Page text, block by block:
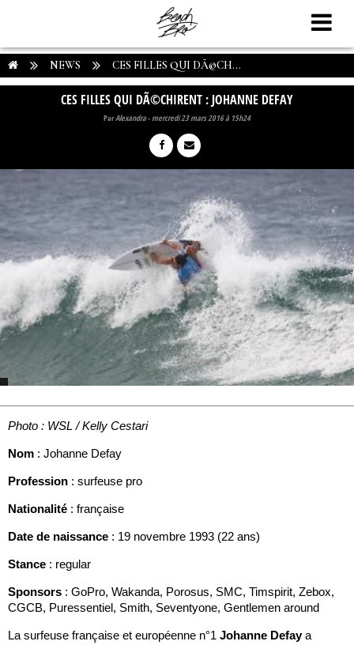
NEWS CES FILLES QUI DÃ©CH...
CES FILLES QUI DÃ©CHIRENT : JOHANNE DEFAY
ParAlexandra-mercredi 23 mars 2016 à 15h24
Photo : WSL / Kelly Cestari
Nom : Johanne Defay
Profession : surfeuse pro
Nationalité : française
Date de naissance : 19 novembre 1993 (22 ans)
Stance : regular
Sponsors : GoPro, Wakanda, Porosus, SMC, Timspirit, Zebox,
CGCB, Puressentiel, Smith, Seventyone, Gentlemen around
La surfeuse française et européenne n°1 Johanne Defaya